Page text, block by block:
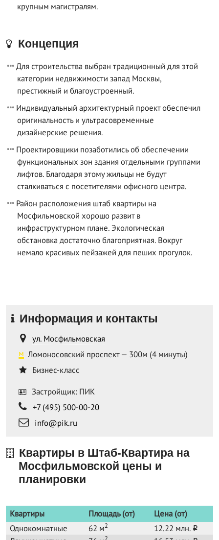
крупным магистралям.
Концепция
Для строительства выбран традиционный для этой
категории недвижимости запад Москвы,
престижный и благоустроенный.
Индивидуальный архитектурный проект обеспечил
оригинальность и ультрасовременные
дизайнерские решения.
Проектировщики позаботились об обеспечении
функциональных зон здания отдельными группами
лифтов. Благодаря этому жильцы не будут
сталкиваться с посетителями офисного центра.
Район расположения штаб квартиры на
Мосфильмовской хорошо развит в
инфраструктурном плане. Экологическая
обстановка достаточно благоприятная. Вокруг
немало красивых пейзажей для пеших прогулок.
Информация и контакты
ул. Мосфильмовская
м Ломоносовский проспект — 300м (4 минуты)
Бизнес-класс
Застройщик: ПИК
+7 (495) 500-00-20
info@pik.ru
Квартиры в Штаб-Квартира на
Мосфильмовской цены и
планировки
Квартиры Площадь (от)
Цена (от)
Однокомнатные
62 м2 12.22 млн. o
2